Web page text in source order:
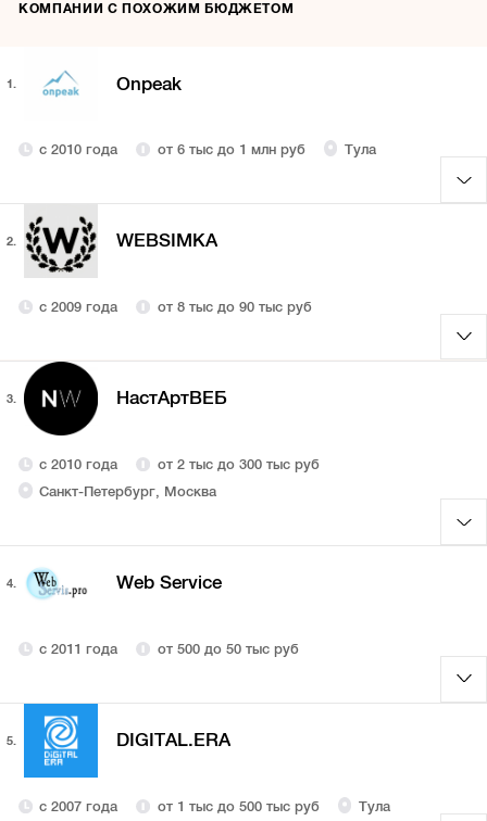
КОМПАНИИ С ПОХОЖИМ БЮДЖЕТОМ
1. Onpeak
с 2010 года от 6 тыс до 1 млн руб Тула
2. WEBSIMKA
с 2009 года от 8 тыс до 90 тыс руб
3. НастАртВЕБ
с 2010 года
от 2 тыс до 300 тыс руб
Санкт-Петербург, Москва
4. Web Service
с 2011 года от 500 до 50 тыс руб
5. DIGITAL.ERA
с 2007 года от 1 тыс до 500 тыс руб Тула